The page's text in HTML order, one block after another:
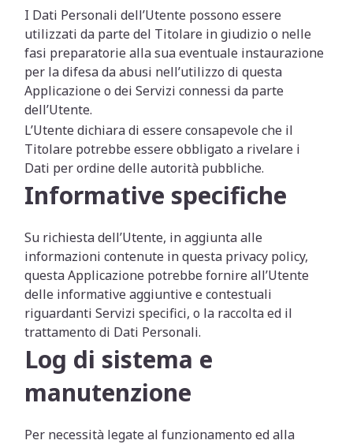
I Dati Personali dell’Utente possono essere
utilizzati da parte del Titolare in giudizio o nelle
fasi preparatorie alla sua eventuale instaurazione
per la difesa da abusi nell’utilizzo di questa
Applicazione o dei Servizi connessi da parte
dell’Utente.
L’Utente dichiara di essere consapevole che il
Titolare potrebbe essere obbligato a rivelare i
Dati per ordine delle autorità pubbliche.
Informative specifiche
Su richiesta dell’Utente, in aggiunta alle
informazioni contenute in questa privacy policy,
questa Applicazione potrebbe fornire all’Utente
delle informative aggiuntive e contestuali
riguardanti Servizi specifici, o la raccolta ed il
trattamento di Dati Personali.
Log di sistema e
manutenzione
Per necessità legate al funzionamento ed alla